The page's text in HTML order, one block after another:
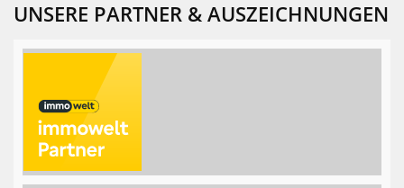
UNSERE PARTNER & AUSZEICHNUNGEN